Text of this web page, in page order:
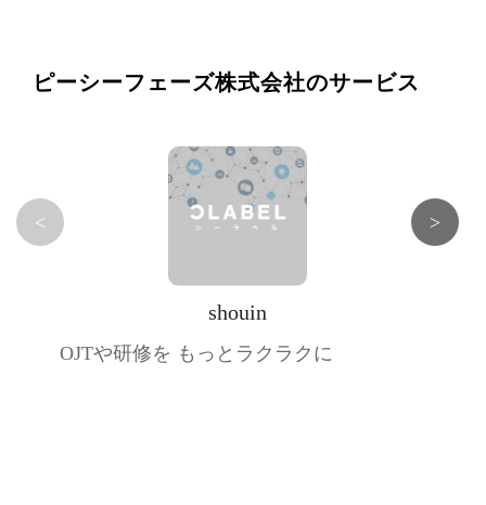
ピーシーフェーズ株式会社のサービス
shouin
OJTや研修を もっとラクラクに
< >